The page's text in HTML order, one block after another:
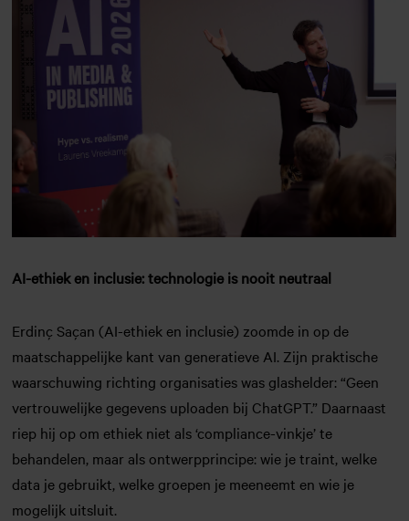
AI-ethiek en inclusie: technologie is nooit neutraal
Erdinç Saçan (AI-ethiek en inclusie) zoomde in op de
maatschappelijke kant van generatieve AI. Zijn praktische
waarschuwing richting organisaties was glashelder: “Geen
vertrouwelijke gegevens uploaden bij ChatGPT.” Daarnaast
riep hij op om ethiek niet als ‘compliance-vinkje’ te
behandelen, maar als ontwerpprincipe: wie je traint, welke
data je gebruikt, welke groepen je meeneemt en wie je
mogelijk uitsluit.